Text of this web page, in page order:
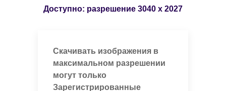
Доступно: разрешение 3040 x 2027
Скачивать изображения в
максимальном разрешении
могут только
Зарегистрированные